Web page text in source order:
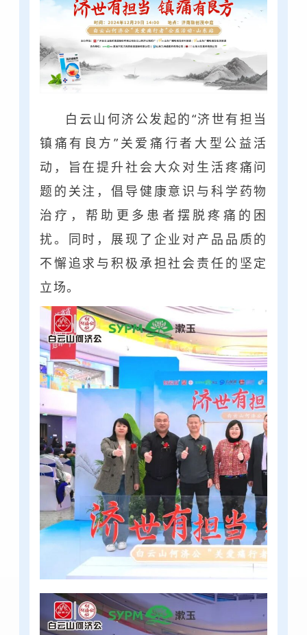
白云山何济公发起的“济世有担当
镇痛有良方”关爱痛行者大型公益活
动，旨在提升社会大众对生活疼痛问
题的关注，倡导健康意识与科学药物
治疗，帮助更多患者摆脱疼痛的困
扰。同时，展现了企业对产品品质的
不懈追求与积极承担社会责任的坚定
立场。